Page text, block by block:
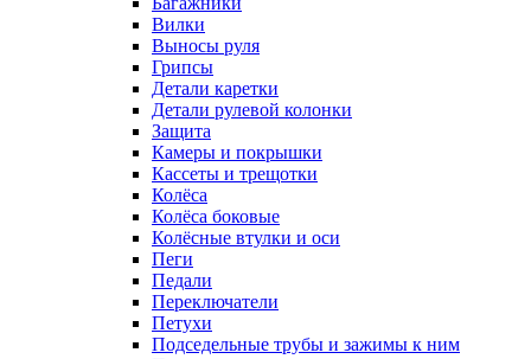
Вилки
Выносы руля
Грипсы
Детали каретки
Детали рулевой колонки
Защита
Камеры и покрышки
Кассеты и трещотки
Колёса
Колёса боковые
Колёсные втулки и оси
Пеги
Педали
Переключатели
Петухи
Подседельные трубы и зажимы к ним